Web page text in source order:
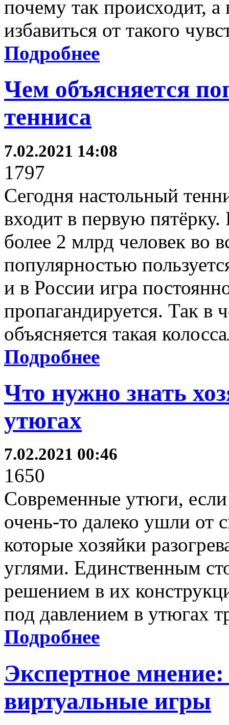
почему так происходит,
избавиться от такого
Подробнее
Чем объясняется
тенниса
7.02.2021 14:08
1797
Сегодня настольный
входит в первую пятёрку.
более 2 млрд человек во
популярностью
и в России игра
пропагандируется. Так в
объясняется такая
Подробнее
Что нужно знать
утюгах
7.02.2021 00:46
1650
Современные утюги,
очень-то далеко ушли от
которые хозяйки
углями. Единственным
решением в их
под давлением в утюгах
Подробнее
Экспертное
виртуальные игры